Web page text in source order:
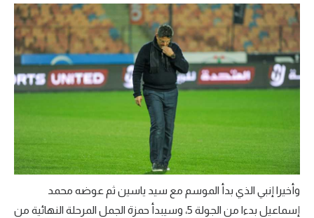
وأخيرا إنبي الذي بدأ الموسم مع سيد ياسين ثم عوضه محمد
إسماعيل بدءا من الجولة 5، وسيبدأ حمزة الجمل المرحلة النهائية من